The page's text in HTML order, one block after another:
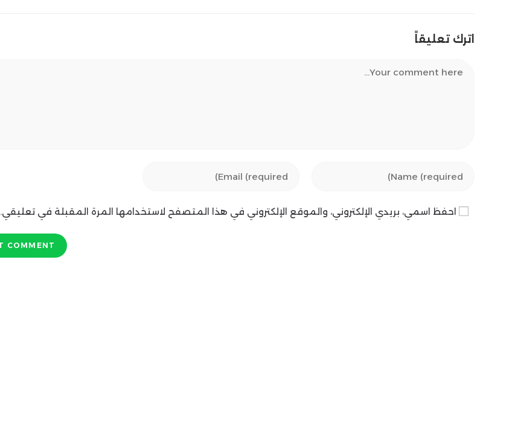
اترك تعليقاً
your
or
your
address
احفظ اسمي، بريدي الإلكتروني، والموقع الإلكتروني في هذا المتصفح لاستخدامها المرة المقبلة في تعليقي.